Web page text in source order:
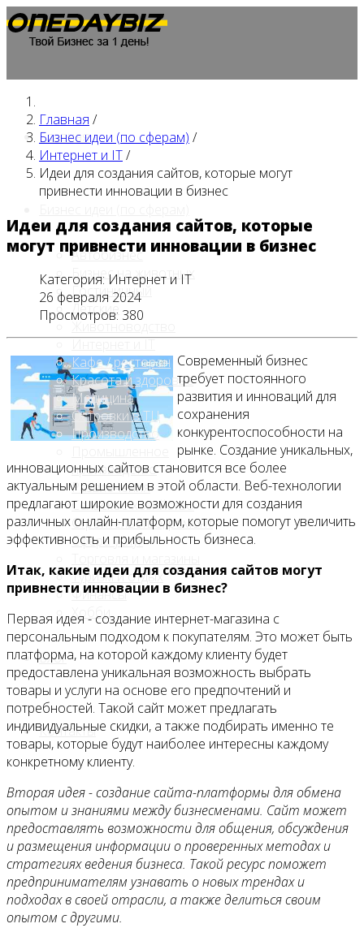
Главная
Автобизнес
Бизнес на животных
Гостиничный
Детские
Животноводство
Кафе / ресторан
Красота и здоровье
Медицина
Островки в ТЦ
Производство
производство
Развлечения
Сельское хозяйство
Строительство, ремонт
Сфера услуг
Туризм и отдых
Финансы
Хобби
Блог
Контакты
Главная /
Бизнес идеи (по сферам) /
Интернет и IT/
Идеи для создания сайтов, которые могут
привнести инновации в бизнес
Идеи для создания сайтов, которые
могут привнести инновации в бизнес
Категория: Интернет и IT
26 февраля 2024
Просмотров: 380
Современный бизнес
требует постоянного
развития и инноваций для
сохранения
конкурентоспособности на
рынке. Создание уникальных,
инновационных сайтов становится все более
актуальным решением в этой области. Веб-технологии
предлагают широкие возможности для создания
различных онлайн-платформ, которые помогут увеличить
эффективность и прибыльность бизнеса.
Итак, какие идеи для создания сайтов могут
привнести инновации в бизнес?
Первая идея - создание интернет-магазина с
персональным подходом к покупателям. Это может быть
платформа, на которой каждому клиенту будет
предоставлена уникальная возможность выбрать
товары и услуги на основе его предпочтений и
потребностей. Такой сайт может предлагать
индивидуальные скидки, а также подбирать именно те
товары, которые будут наиболее интересны каждому
конкретному клиенту.
Вторая идея - создание сайта-платформы для обмена
опытом и знаниями между бизнесменами. Сайт может
предоставлять возможности для общения, обсуждения
и размещения информации о проверенных методах и
стратегиях ведения бизнеса. Такой ресурс поможет
предпринимателям узнавать о новых трендах и
подходах в своей отрасли, а также делиться своим
опытом с другими.